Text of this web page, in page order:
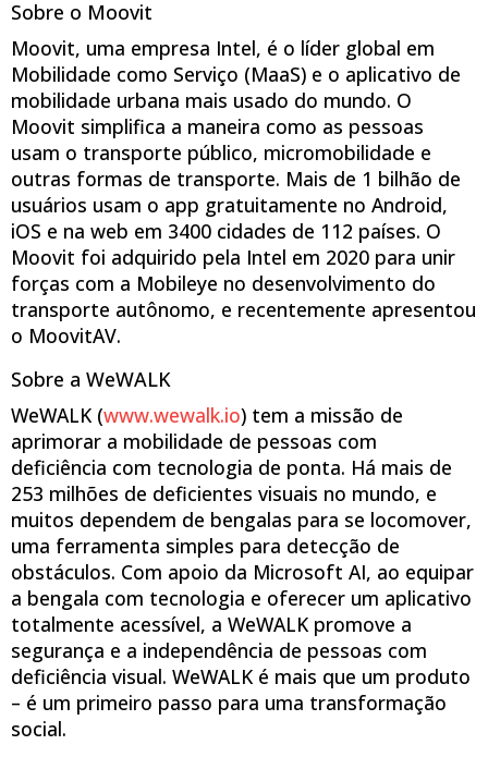
Sobre o Moovit
Moovit, uma empresa Intel, é o líder global em
Mobilidade como Serviço (MaaS) e o aplicativo de
mobilidade urbana mais usado do mundo. O
Moovit simplifica a maneira como as pessoas
usam o transporte público, micromobilidade e
outras formas de transporte. Mais de 1 bilhão de
usuários usam o app gratuitamente no Android,
iOS e na web em 3400 cidades de 112 países. O
Moovit foi adquirido pela Intel em 2020 para unir
forças com a Mobileye no desenvolvimento do
transporte autônomo, e recentemente apresentou
o MoovitAV.
Sobre a WeWALK
WeWALK (www.wewalk.io) tem a missão de
aprimorar a mobilidade de pessoas com
deficiência com tecnologia de ponta. Há mais de
253 milhões de deficientes visuais no mundo, e
muitos dependem de bengalas para se locomover,
uma ferramenta simples para detecção de
obstáculos. Com apoio da Microsoft AI, ao equipar
a bengala com tecnologia e oferecer um aplicativo
totalmente acessível, a WeWALK promove a
segurança e a independência de pessoas com
deficiência visual. WeWALK é mais que um produto
– é um primeiro passo para uma transformação
social.